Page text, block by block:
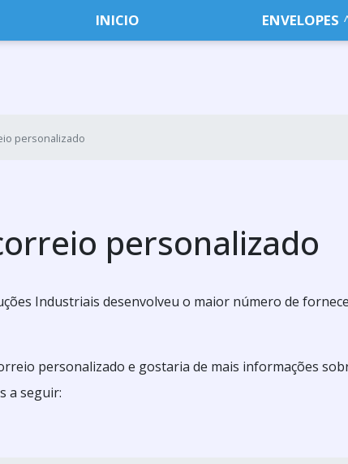
INICIO ENVELOPES
personalizado
personalizado
Industriais desenvolveu o maior número de
personalizado e gostaria de mais informações
a seguir: